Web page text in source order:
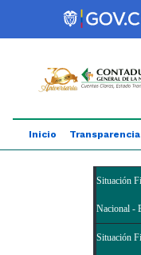
Saltar al contenido
Abrir menú de
Inicio Transparencia
Situación
Nacional -
Situación